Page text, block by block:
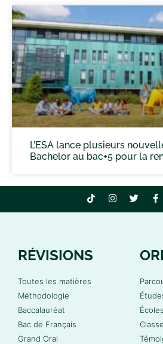
L’ESA lance plusieurs
Bachelor au bac+5 pour la
RÉVISIONS
Toutes les matières
Méthodologie
Baccalauréat
Bac de Français
Grand Oral